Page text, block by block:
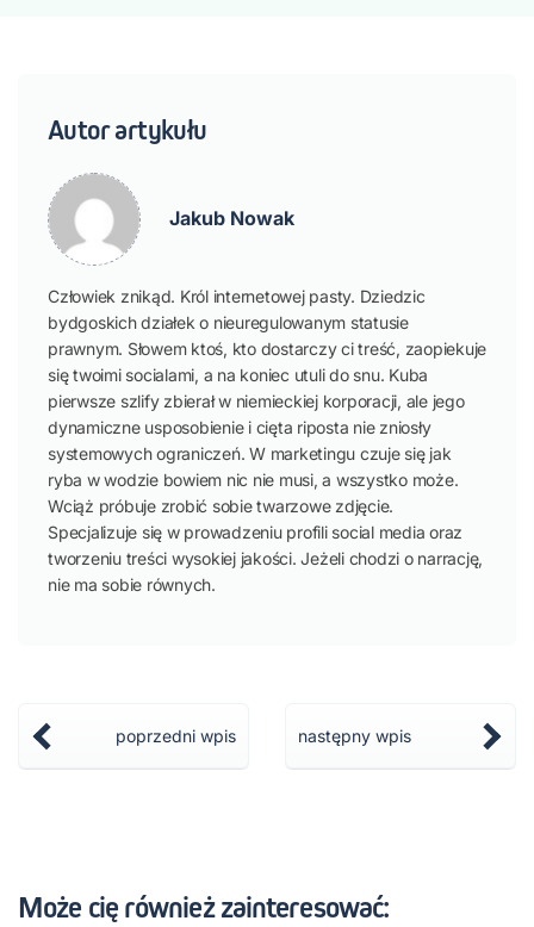
Autor artykułu
Jakub Nowak
Człowiek znikąd. Król internetowej pasty. Dziedzic
bydgoskich działek o nieuregulowanym statusie
prawnym. Słowem ktoś, kto dostarczy ci treść, zaopiekuje
się twoimi socialami, a na koniec utuli do snu. Kuba
pierwsze szlify zbierał w niemieckiej korporacji, ale jego
dynamiczne usposobienie i cięta riposta nie zniosły
systemowych ograniczeń. W marketingu czuje się jak
ryba w wodzie bowiem nic nie musi, a wszystko może.
Wciąż próbuje zrobić sobie twarzowe zdjęcie.
Specjalizuje się w prowadzeniu profili social media oraz
tworzeniu treści wysokiej jakości. Jeżeli chodzi o narrację,
nie ma sobie równych.
poprzedni wpis następny wpis
Może cię również zainteresować: